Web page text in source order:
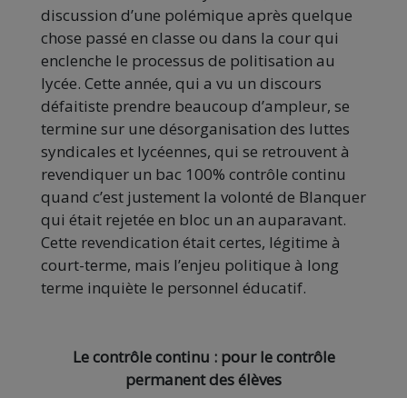
discussion d’une polémique après quelque
chose passé en classe ou dans la cour qui
enclenche le processus de politisation au
lycée. Cette année, qui a vu un discours
défaitiste prendre beaucoup d’ampleur, se
termine sur une désorganisation des luttes
syndicales et lycéennes, qui se retrouvent à
revendiquer un bac 100% contrôle continu
quand c’est justement la volonté de Blanquer
qui était rejetée en bloc un an auparavant.
Cette revendication était certes, légitime à
court-terme, mais l’enjeu politique à long
terme inquiète le personnel éducatif.
Le contrôle continu : pour le contrôle
permanent des élèves